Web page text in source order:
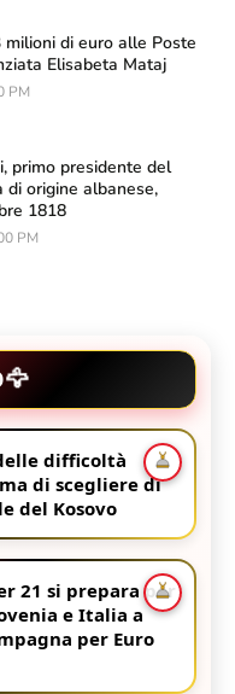
di euro alle Poste
Elisabeta Mataj
PM
primo presidente del
di origine albanese,
1818
PM
🦅
difficoltà
di scegliere di
del Kosovo
21 si prepara per
e Italia a
per Euro